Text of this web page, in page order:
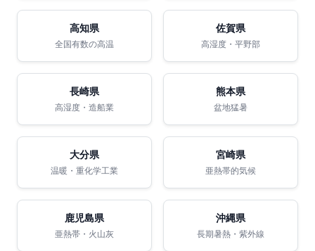
高知県
全国有数の高温
佐賀県
高湿度・平野部
長崎県
高湿度・造船業
熊本県
盆地猛暑
大分県
温暖・重化学工業
宮崎県
亜熱帯的気候
鹿児島県
亜熱帯・火山灰
沖縄県
長期暑熱・紫外線